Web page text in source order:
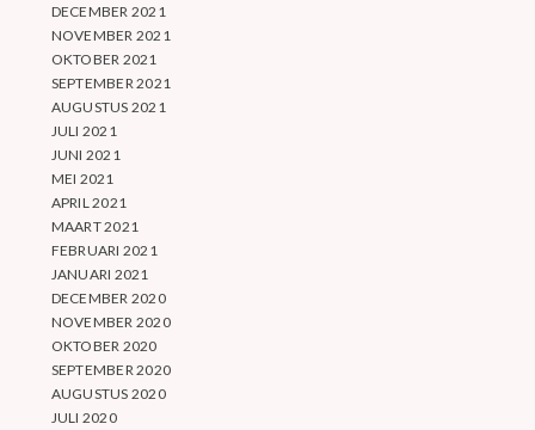
DECEMBER 2021
NOVEMBER 2021
OKTOBER 2021
SEPTEMBER 2021
AUGUSTUS 2021
JULI 2021
JUNI 2021
MEI 2021
APRIL 2021
MAART 2021
FEBRUARI 2021
JANUARI 2021
DECEMBER 2020
NOVEMBER 2020
OKTOBER 2020
SEPTEMBER 2020
AUGUSTUS 2020
JULI 2020